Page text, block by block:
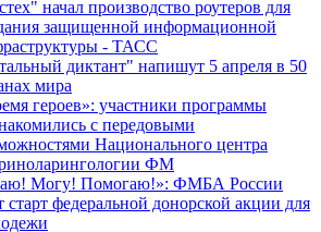
начал производство роутеров для
защищенной информационной
- ТАСС
диктант" напишут 5 апреля в 50
мира
героев»: участники программы
с передовыми
Национального центра
ФМ
Могу! Помогаю!»: ФМБА России
старт федеральной донорской акции для